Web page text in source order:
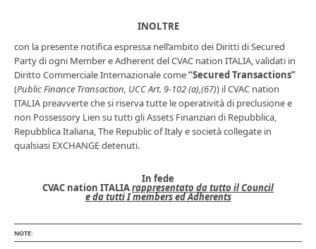
INOLTRE
con la presente notifica espressa nell’ambito dei Diritti di Secured
Party di ogni Member e Adherent del CVAC nation ITALIA, validati in
Diritto CommercialeInternazionale come“Secured Transactions”
(Public Finance Transaction, UCC Art. 9-102 (a),(67)) il CVAC nation
ITALIA preavverte chesi riserva tutte le operativitàdi preclusione e
non Possessory Lien su tutti gliAssets Finanziari di Repubblica,
Repubblica Italiana, The Republic of Italye società collegate in
qualsiasi EXCHANGE detenuti.
In fede
CVAC nation ITALIArappresentato da tutto il Council
e da tutti I members ed Adherents
NOTE: